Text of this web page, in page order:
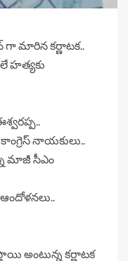
గా మారిన కర్ణాటక..
హత్యకు
నాయకులు..
మాజీ సీఎం
అంటున్న కర్ణాటక